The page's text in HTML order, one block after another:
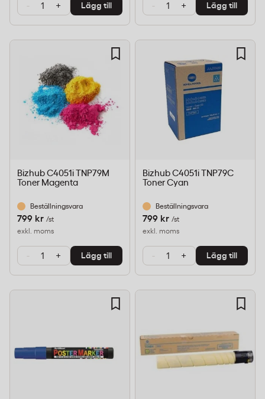
- + Lägg till - + Lägg till
Bizhub C4051i TNP79M
Toner Magenta
Beställningsvara
799 kr /st
exkl. moms
- + Lägg till
Bizhub C4051i TNP79C
Toner Cyan
Beställningsvara
799 kr /st
exkl. moms
- + Lägg till